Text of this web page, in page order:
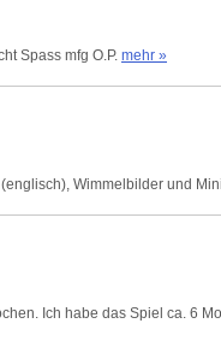
Spass mfg O.P. mehr »
Wimmelbilder und
Ich habe das Spiel ca. 6